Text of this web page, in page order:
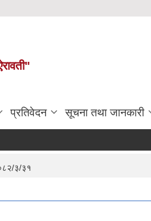
प्रतिवेदन सूचना तथा जानकारी
३/३१